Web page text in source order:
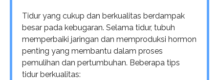
Tidur yang cukup dan berkualitas berdampak
besar pada kebugaran. Selama tidur, tubuh
memperbaiki jaringan dan memproduksi hormon
penting yang membantu dalam proses
pemulihan dan pertumbuhan. Beberapa tips
tidur berkualitas: